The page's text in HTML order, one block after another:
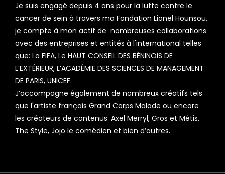
Je suis engagé depuis 4 ans pour la lutte contre le
cancer de sein à travers ma Fondation Lionel Hounsou,
je compte à mon actif de nombreuses collaborations
avec des entreprises et entités à l'international telles
que: La FIFA, Le HAUT CONSEIL DES BÉNINOIS DE
L’EXTÉRIEUR, L’ACADÉMIE DES SCIENCES DE MANAGEMENT
DE PARIS, UNICEF.
J’accompagne également de nombreux créatifs tels
que l'artiste français Grand Corps Malade ou encore
les créateurs de contenus: Axel Merryl, Gros et Métis,
The Style, Jojo le comédien et bien d’autres.